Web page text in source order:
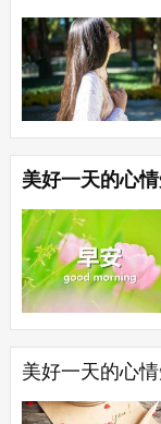
美好一天的心
美好一天的心